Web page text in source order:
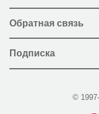
Обратная связь
Подписка
©